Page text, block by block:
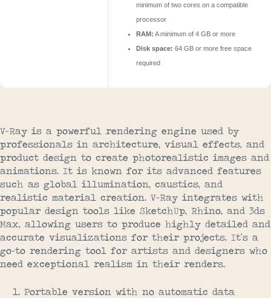
minimum of two cores on a compatible
processor
RAM: A minimum of 4 GB or more
Disk space: 64 GB or more free space
required
V-Ray is a powerful rendering engine used by
professionals in architecture, visual effects, and
product design to create photorealistic images and
animations. It is known for its advanced features
such as global illumination, caustics, and
realistic material creation. V-Ray integrates with
popular design tools like SketchUp, Rhino, and 3ds
Max, allowing users to produce highly detailed and
accurate visualizations for their projects. It’s a
go-to rendering tool for artists and designers who
need exceptional realism in their renders.
Portable version with no automatic data